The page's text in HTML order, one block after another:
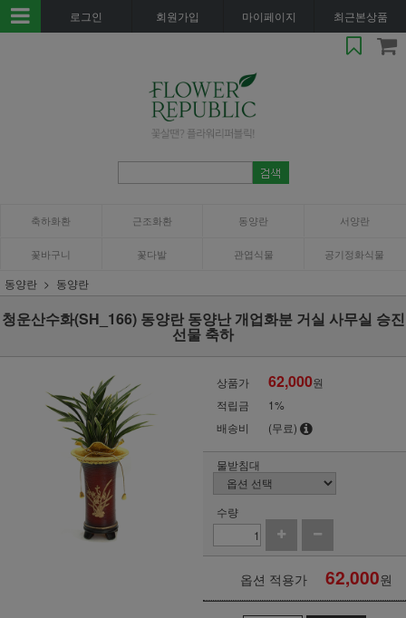
로그인 회원가입 마이페이지 최근본상품
축하화환 근조화환 동양란 서양란
꽃바구니 꽃다발 관엽식물 공기정화식물
동양란 동양란
청운산수화(SH_166) 동양란 동양난 개업화분 거실 사무실 승진
선물 축하
상품가 62,000원
적립금
1%
배송비
(무료)
물받침대
수량
옵션 적용가 62,000원